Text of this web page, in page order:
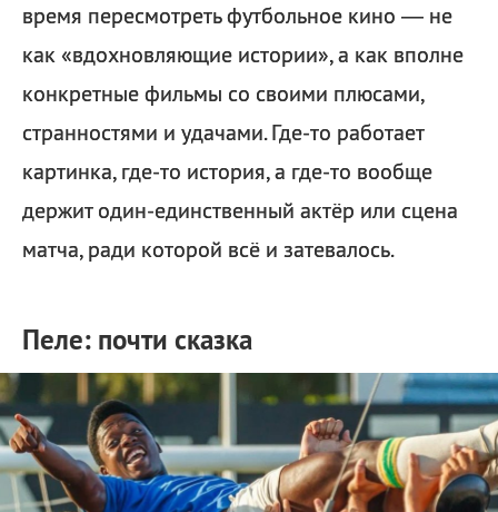
время пересмотреть футбольное кино — не
как «вдохновляющие истории», а как вполне
конкретные фильмы со своими плюсами,
странностями и удачами. Где-то работает
картинка, где-то история, а где-то вообще
держит один-единственный актёр или сцена
матча, ради которой всё и затевалось.
Пеле: почти сказка